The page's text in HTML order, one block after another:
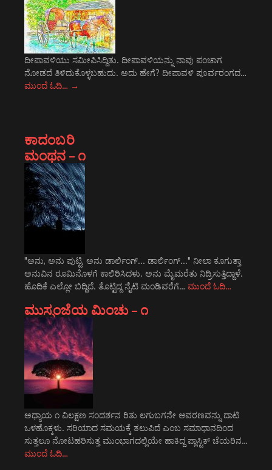
ದೀಪಾವಳಿಯು ಸಮೀಪಿಸಿದ್ದಿತು. ದೀಪಾವಳಿಯನ್ನು ನಾವು ಪಂಚಾಗ
ನೋಡದೆ ತಿಳಿದುಕೊಳ್ಳಬಹುದು. ಅದು ಹೇಗೆ? ದೀಪಾವಳಿ ಪೂರ್ವರಂಗದ…
ಮುಂದೆ ಓದಿ… →
ಕಾದಂಬರಿ
ಮಂಥನ – ೧
"ಅನು, ಅನು ಪುಟ್ಟಿ, ಅನು ಡಾರ್ಲಿಂಗ್... ಡಾರ್ಲಿಂಗ್..." ನೀಲಾ ಕೂಗುತ್ತಾ
ಅನುವಿನ ರೂಮಿನೊಳಗೆ ಕಾಲಿರಿಸಿದಳು. ಅನು ಮೈಮರೆತು ನಿದ್ರಿಸುತ್ತಿದ್ದಾಳೆ.
ಹೊದಿಕೆ ಎಲ್ಲೋ ಬಿದ್ದಿದೆ. ತೊಟ್ಟಿದ್ದ ನೈಟಿ ಮಂಡಿವರೆಗೆ… ಮುಂದೆ ಓದಿ…
ಮುಸ್ಸಂಜೆಯ ಮಿಂಚು – ೧
ಅಧ್ಯಾಯ ೧ ವಿಲಕ್ಷಣ ಸಂದರ್ಶನ ರಿತು ಲಗುಬಗನೇ ಆವರಣವನ್ನು ದಾಟಿ
ಒಳಹೊಕ್ಕಳು. ಸರಿಯಾದ ಸಮಯಕ್ಕೆ ತಲುಪಿದೆ ಎಂಬ ಸಮಾಧಾನದಿಂದ
ಸುತ್ತಲೂ ನೋಟಹರಿಸುತ್ತ ಮುಂಭಾಗದಲ್ಲಿಯೇ ಹಾಕಿದ್ದ ಪ್ಲಾಸ್ಟಿಕ್ ಚೆಯರಿನ…
ಮುಂದೆ ಓದಿ…